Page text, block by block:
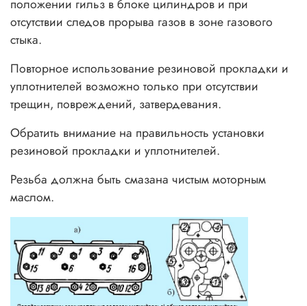
положении гильз в блоке цилиндров и при
отсутствии следов прорыва газов в зоне газового
стыка.
Повторное использование резиновой прокладки и
уплотнителей возможно только при отсутствии
трещин, повреждений, затвердевания.
Обратить внимание на правильность установки
резиновой прокладки и уплотнителей.
Резьба должна быть смазана чистым моторным
маслом.